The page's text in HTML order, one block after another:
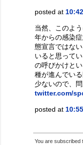
posted at
当然、このよ
年からの感染
態宣言ではな
いると思って
の呼びかけと
種が進んでい
少ないので、問
twitter.com/
posted at
You are subscribed